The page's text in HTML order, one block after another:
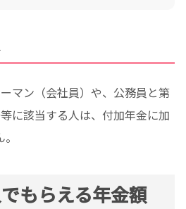
マン（会社員）や、公務員と第
に該当する人は、付加年金に加
もらえる年金額